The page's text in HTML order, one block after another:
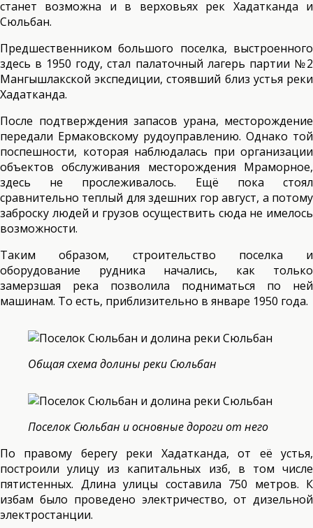
станет возможна и в верховьях рек Хадатканда и
Сюльбан.
Предшественником большого поселка, выстроенного
здесь в 1950 году, стал палаточный лагерь партии №2
Мангышлакской экспедиции, стоявший близ устья реки
Хадатканда.
После подтверждения запасов урана, месторождение
передали Ермаковскому рудоуправлению. Однако той
поспешности, которая наблюдалась при организации
объектов обслуживания месторождения Мраморное,
здесь не прослеживалось. Ещё пока стоял
сравнительно теплый для здешних гор август, а потому
заброску людей и грузов осуществить сюда не имелось
возможности.
Таким образом, строительство поселка и
оборудование рудника начались, как только
замерзшая река позволила подниматься по ней
машинам. То есть, приблизительно в январе 1950 года.
Общая схема долины реки Сюльбан
Поселок Сюльбан и основные дороги от него
По правому берегу реки Хадатканда, от её устья,
построили улицу из капитальных изб, в том числе
пятистенных. Длина улицы составила 750 метров. К
избам было проведено электричество, от дизельной
электростанции.